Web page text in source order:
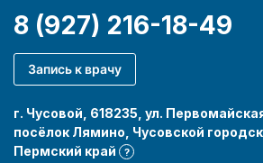
8 (927) 216-18-49
Запись к врачу
г. Чусовой, 618235, ул.
посёлок Лямино, Чусовской
Пермский край
?